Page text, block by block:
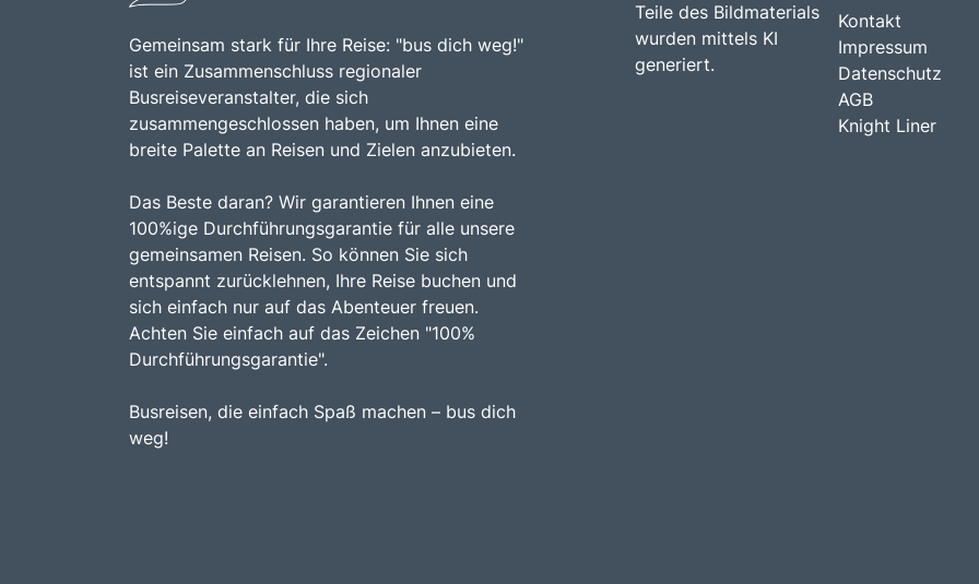
Gemeinsam stark für Ihre Reise: "bus dich weg!"
ist ein Zusammenschluss regionaler
Busreiseveranstalter, die sich
zusammengeschlossen haben, um Ihnen eine
breite Palette an Reisen und Zielen anzubieten.
Das Beste daran? Wir garantieren Ihnen eine
100%ige Durchführungsgarantie für alle unsere
gemeinsamen Reisen. So können Sie sich
entspannt zurücklehnen, Ihre Reise buchen und
sich einfach nur auf das Abenteuer freuen.
Achten Sie einfach auf das Zeichen "100%
Durchführungsgarantie".
Busreisen, die einfach Spaß machen – bus dich
weg!
Teile des Bildmaterials
wurden mittels KI
generiert.
Kontakt
Impressum
Datenschutz
AGB
Knight Liner